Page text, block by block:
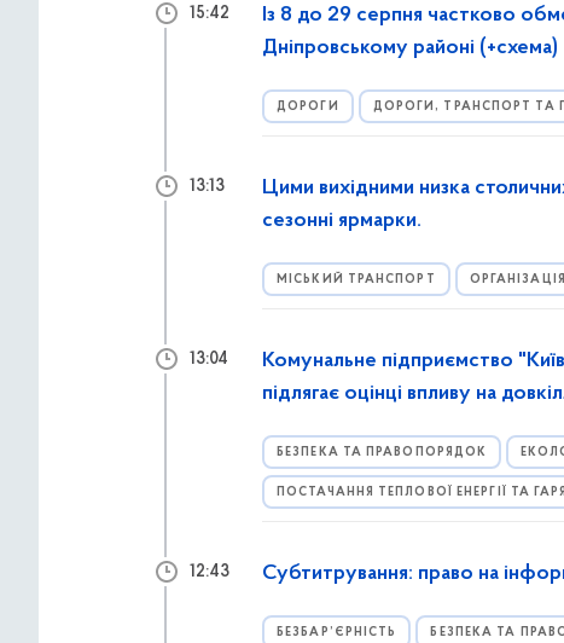
Із 8 до 29 серпня частково
Дніпровському районі (+схема)
ДОРОГИ ДОРОГИ, ТРАНСПОРТ ТА
15:42
Цими вихідними низка
сезонні ярмарки.
МІСЬКИЙ ТРАНСПОРТ
13:13
Комунальне підприємство
підлягає оцінці впливу на
БЕЗПЕКА ТА ПРАВОПОРЯДОК
ПОСТАЧАННЯ ТЕПЛОВОЇ ЕНЕРГІЇ ТА
13:04
Субтитрування: право на
БЕЗБАР’ЄРНІСТЬ БЕЗПЕКА ТА
12:43